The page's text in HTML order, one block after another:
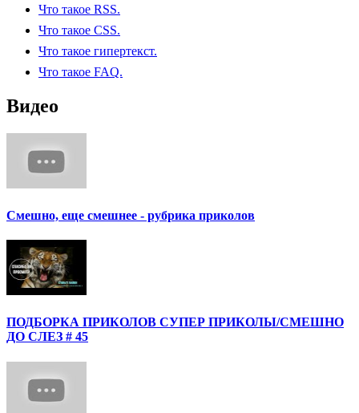
Что такое RSS.
Что такое CSS.
Что такое гипертекст.
Что такое FAQ.
Видео
Смешно, еще смешнее - рубрика приколов
ПОДБОРКА ПРИКОЛОВ СУПЕР ПРИКОЛЫ/СМЕШНО
ДО СЛЕЗ # 45